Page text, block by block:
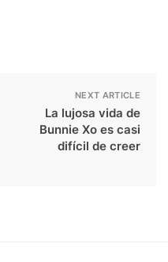
NEXT ARTICLE
La lujosa vida de
Bunnie Xo es casi
difícil de creer